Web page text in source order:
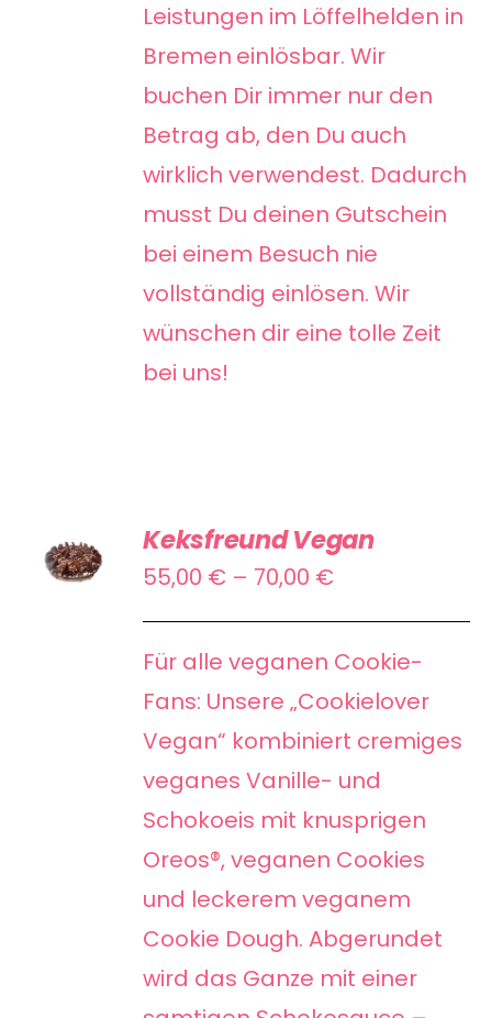
Leistungen im Löffelhelden in
Bremeneinlösbar. Wir
buchen Dir immer nur den
Betrag ab, den Du auch
wirklich verwendest. Dadurch
musst Du deinen Gutschein
bei einem Besuch nie
vollständig einlösen. Wir
wünschen dir eine tolle Zeit
bei uns!
WÄHLEN
DIESES
PRODUKT
VARIANTEN
OPTIONEN
KÖNNEN
PRODUKTSEITE
/
Keksfreund Vegan
55,00 € – 70,00 €Preisspanne:
55,00 €
bis
70,00 €
Für alle veganen Cookie-
Fans: Unsere „Cookielover
Vegan“ kombiniert cremiges
veganes Vanille- und
Schokoeis mit knusprigen
Oreos®, veganen Cookies
und leckerem veganem
Cookie Dough. Abgerundet
wird das Ganze mit einer